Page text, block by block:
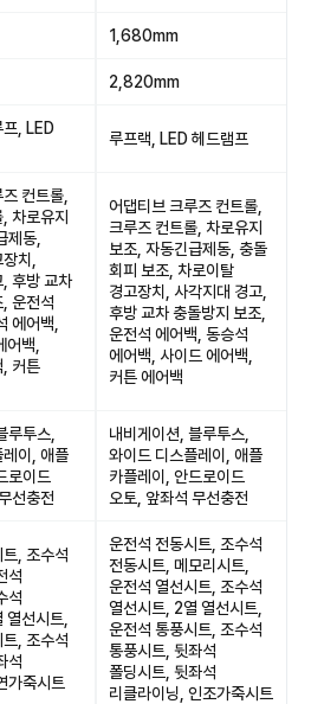
1,680mm
2,820mm
프, LED
루프랙, LED 헤드램프
컨트롤,
차로유지
제동,
치,
후방 교차
운전석
에어백,
어백,
, 커튼
어댑티브 크루즈 컨트롤,
크루즈 컨트롤, 차로유지
보조, 자동긴급제동, 충돌
회피 보조, 차로이탈
경고장치, 사각지대 경고,
후방 교차 충돌방지 보조,
운전석 에어백, 동승석
에어백, 사이드 에어백,
커튼 에어백
루투스,
이, 애플
로이드
선충전
내비게이션, 블루투스,
와이드 디스플레이, 애플
카플레이, 안드로이드
오토, 앞좌석 무선충전
, 조수석
석
석
선시트,
, 조수석
석
가죽시트
운전석 전동시트, 조수석
전동시트, 메모리시트,
운전석 열선시트, 조수석
열선시트, 2열 열선시트,
운전석 통풍시트, 조수석
통풍시트, 뒷좌석
폴딩시트, 뒷좌석
리클라이닝, 인조가죽시트